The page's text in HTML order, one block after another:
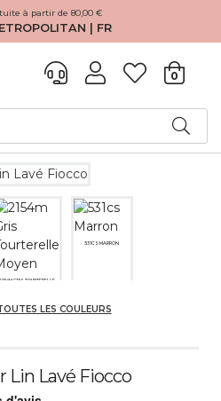
à partir de 80,00 €
| FR
0
2154M GRIS TOURTERELLE
531CS MARRON
LES COULEURS
Lin Lavé Fiocco